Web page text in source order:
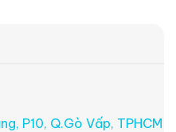
P10, Q.Gò Vấp, TPHCM